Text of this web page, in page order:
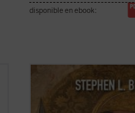
disponible en ebook:
Este libro busca
son expertos al
de Aquino, destacando